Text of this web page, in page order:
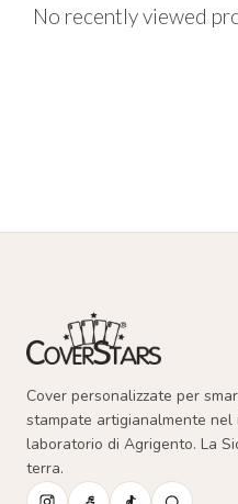
No recently viewed
Cover personalizzate per
stampate artigianalmente nel
laboratorio di Agrigento. La
terra.